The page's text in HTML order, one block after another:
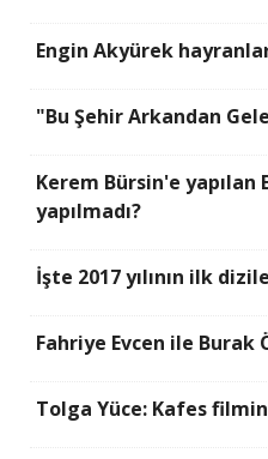
Engin Akyürek
"Bu Şehir Arkandan
Kerem Bürsin'e yapılan
yapılmadı?
İşte 2017 yılının ilk
Fahriye Evcen ile
Tolga Yüce: Kafes